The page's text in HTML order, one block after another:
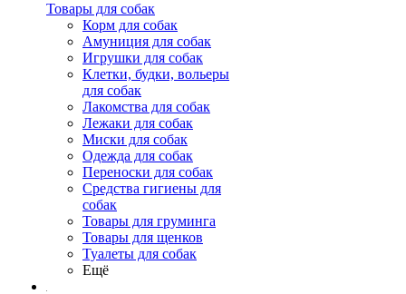
Товары для собак
Корм для собак
Амуниция для собак
Игрушки для собак
Клетки, будки, вольеры
для собак
Лакомства для собак
Лежаки для собак
Миски для собак
Одежда для собак
Переноски для собак
Средства гигиены для
собак
Товары для груминга
Товары для щенков
Туалеты для собак
Ещё